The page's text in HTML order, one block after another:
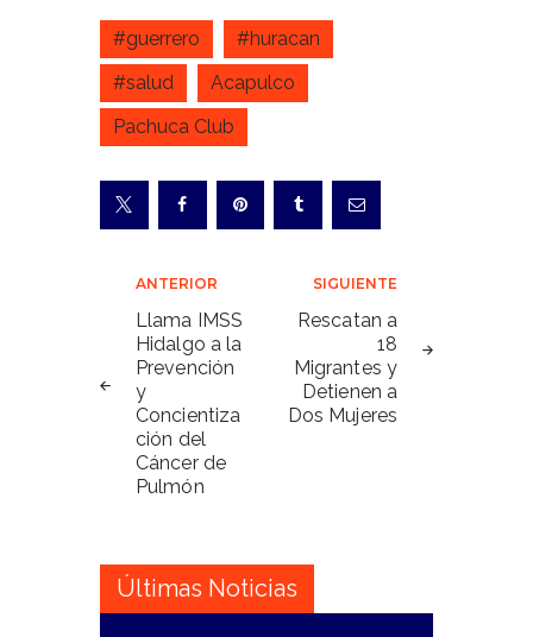
#guerrero
#huracan
#salud
Acapulco
Pachuca Club
Navegación
de
entradas
ANTERIOR
Llama IMSS
Hidalgo a la
Prevención
y
Concientiza
ción del
Cáncer de
Pulmón
SIGUIENTE
Rescatan a
18
Migrantes y
Detienen a
Dos Mujeres
Últimas Noticias